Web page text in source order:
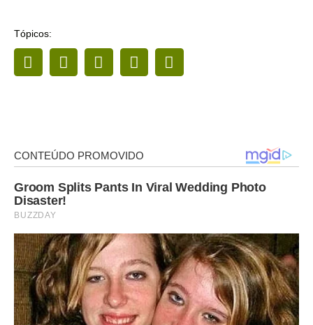
Tópicos: